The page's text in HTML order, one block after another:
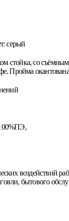
серый
стойка, со
Пройма
воздействий
бытового